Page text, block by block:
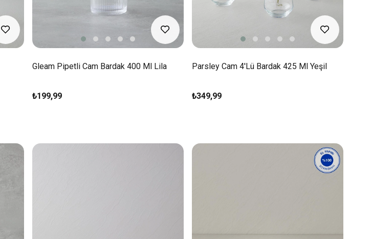
Gleam Pipetli Cam Bardak 400 Ml Lila
₺199,99
Parsley Cam 4'lü Bardak 425 Ml Yeşil
₺349,99